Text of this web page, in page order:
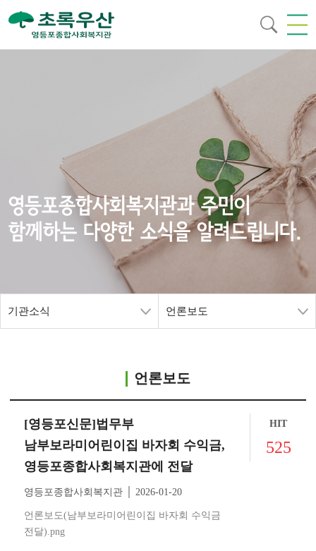
영등포종합사회복지관과 주민이
함께하는 다양한 소식을 알려드립니다.
기관소식 언론보도
언론보도
[영등포신문]법무부
남부보라미어린이집 바자회 수익금,
영등포종합사회복지관에 전달
영등포종합사회복지관 │ 2026-01-20
언론보도(남부보라미어린이집 바자회 수익금
전달).png
HIT
525